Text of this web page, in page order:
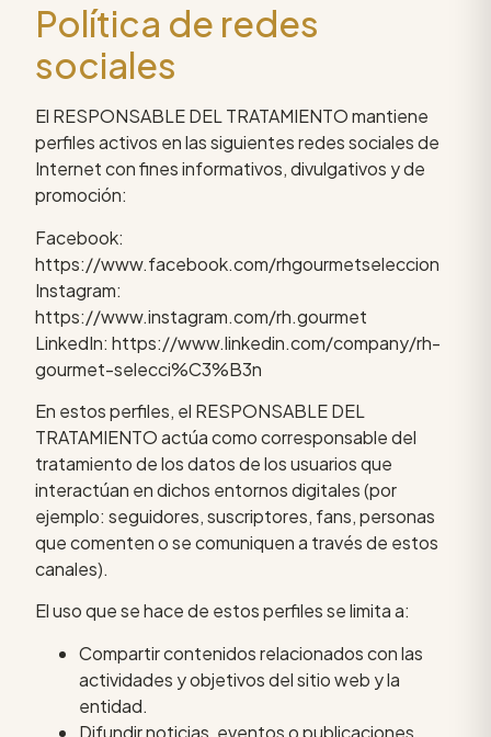
Política de redes
sociales
El RESPONSABLE DEL TRATAMIENTO mantiene
perfiles activos en las siguientes redes sociales de
Internet con fines informativos, divulgativos y de
promoción:
Facebook:
https://www.facebook.com/rhgourmetseleccion
Instagram:
https://www.instagram.com/rh.gourmet
LinkedIn: https://www.linkedin.com/company/rh-
gourmet-selecci%C3%B3n
En estos perfiles, el RESPONSABLE DEL
TRATAMIENTO actúa como corresponsable del
tratamiento de los datos de los usuarios que
interactúan en dichos entornos digitales (por
ejemplo: seguidores, suscriptores, fans, personas
que comenten o se comuniquen a través de estos
canales).
El uso que se hace de estos perfiles se limita a:
Compartir contenidos relacionados con las
actividades y objetivos del sitio web y la
entidad.
Difundir noticias, eventos o publicaciones